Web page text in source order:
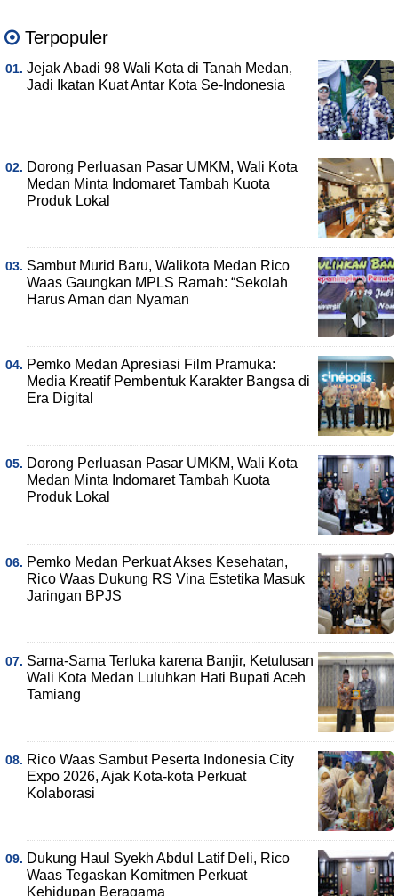
Terpopuler
Jejak Abadi 98 Wali Kota di Tanah Medan,
Jadi Ikatan Kuat Antar Kota Se-Indonesia
Dorong Perluasan Pasar UMKM, Wali Kota
Medan Minta Indomaret Tambah Kuota
Produk Lokal
Sambut Murid Baru, Walikota Medan Rico
Waas Gaungkan MPLS Ramah: “Sekolah
Harus Aman dan Nyaman
Pemko Medan Apresiasi Film Pramuka:
Media Kreatif Pembentuk Karakter Bangsa di
Era Digital
Dorong Perluasan Pasar UMKM, Wali Kota
Medan Minta Indomaret Tambah Kuota
Produk Lokal
Pemko Medan Perkuat Akses Kesehatan,
Rico Waas Dukung RS Vina Estetika Masuk
Jaringan BPJS
Sama-Sama Terluka karena Banjir, Ketulusan
Wali Kota Medan Luluhkan Hati Bupati Aceh
Tamiang
Rico Waas Sambut Peserta Indonesia City
Expo 2026, Ajak Kota-kota Perkuat
Kolaborasi
Dukung Haul Syekh Abdul Latif Deli, Rico
Waas Tegaskan Komitmen Perkuat
Kehidupan Beragama